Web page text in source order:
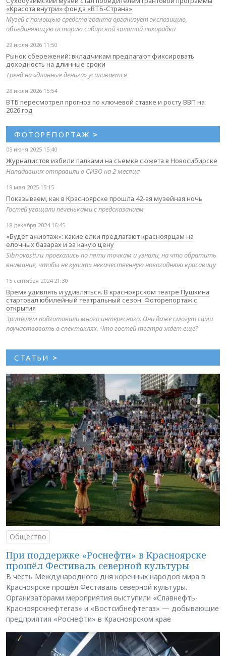
«Красота внутри» фонда «ВТБ-Страна»
Музей с помощью средств гранта организует экспозицию,
объединяющую историю сибирской золотой лихорадки
29 июля 2026 11:50
Рынок сбережений: вкладчикам предлагают фиксировать
доходность на длинные сроки
Тренд на «длинные деньги» усиливается
28 июля 2026 15:54
ВТБ пересмотрел прогноз по ключевой ставке и росту ВВП на
2026 год
ФОТОРЕПОРТАЖ >
09 июня 2025 15:40
Журналистов избили палками на съемке сюжета в Новосибирске
Нападавших отправили в СИЗО на 2 месяца
19 мая 2025 15:15
Показываем, как в Красноярске прошла 42-ая музейная ночь
Гостей угощали печеньками с предсказанием
18 декабря 2024 16:45
«Будет ажиотаж»: какие елки предлагают красноярцам на
елочных базарах и за какую цену
Sibnovosti.ru проехались по пяти точкам и узнали, на что обратить
внимание, чтобы не купить некачественную новогоднюю красавицу
15 сентября 2024 21:30
Время удивлять и удивляться. В красноярском театре Пушкина
стартовал юбилейный театральный сезон. Фоторепортаж с
открытия
Зрителям подготовили много интересного. Они даже смогут сами
поучаствовать в спектаклях. Что гостей театра ждет еще?
СТАТЬИ >
Общество
При поддержке «Роснефти» в Красноярске
прошёл Фестиваль северной культуры
В честь Международного дня коренных народов мира в
Красноярске прошёл Фестиваль северной культуры.
Организаторами мероприятия выступили «Славнефть-
Красноярскнефтегаз» и «Востсибнефтегаз» — добывающие
предприятия «Роснефти» в Красноярском крае